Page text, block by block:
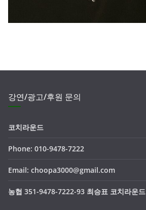
강연/광고/후원 문의
코치라운드
Phone: 010-9478-7222
Email: choopa3000@gmail.com
농협 351-9478-7222-93 최승표 코치라운드